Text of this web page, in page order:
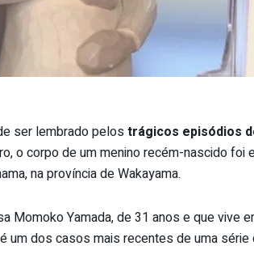
ser lembrado pelostrágicos episódios
o corpo de um menino recém-nascido foi
na província de Wakayama.
Momoko Yamada, de 31 anos e que vive
um dos casos mais recentes de uma